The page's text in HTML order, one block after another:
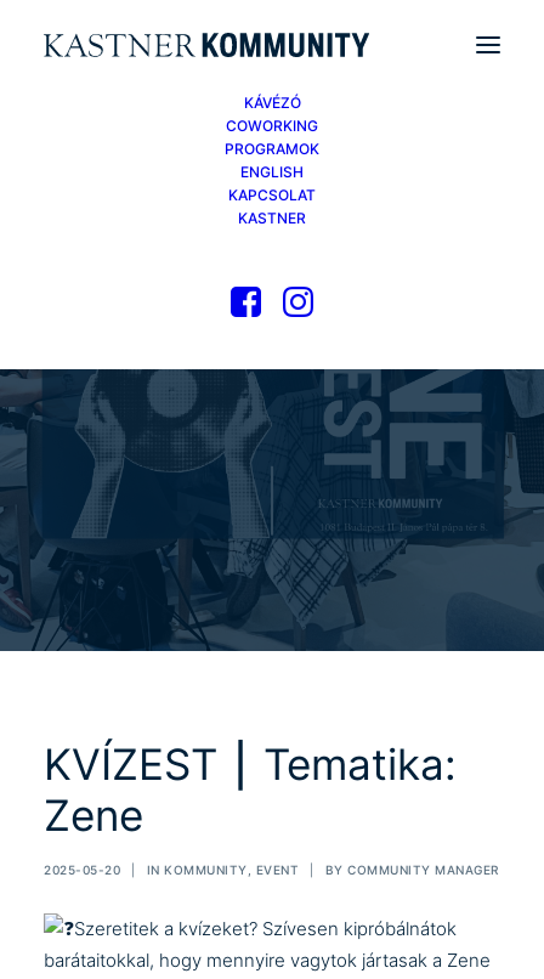
KÁVÉZÓ
COWORKING
PROGRAMOK
ENGLISH
KAPCSOLAT
KASTNER
KVÍZEST ⎮ Tematika:
Zene
2025-05-20 IN KOMMUNITY EVENT BY COMMUNITY MANAGER
Szeretitek a kvízeket? Szívesen kipróbálnátok
barátaitokkal, hogy mennyire vagytok jártasak a Zene